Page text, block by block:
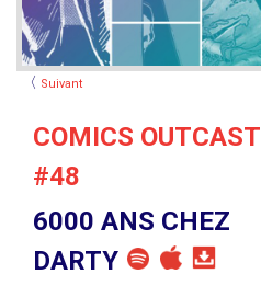
〈 Suivant
COMICS OUTCAST
#48
6000 ANS CHEZ
DARTY